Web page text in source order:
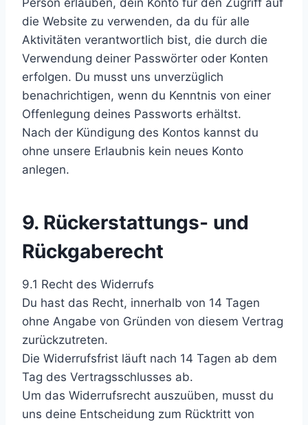
Person erlauben, dein Konto für den Zugriff auf
die Website zu verwenden, da du für alle
Aktivitäten verantwortlich bist, die durch die
Verwendung deiner Passwörter oder Konten
erfolgen. Du musst uns unverzüglich
benachrichtigen, wenn du Kenntnis von einer
Offenlegung deines Passworts erhältst.
Nach der Kündigung des Kontos kannst du
ohne unsere Erlaubnis kein neues Konto
anlegen.
9. Rückerstattungs- und
Rückgaberecht
9.1 Recht des Widerrufs
Du hast das Recht, innerhalb von 14 Tagen
ohne Angabe von Gründen von diesem Vertrag
zurückzutreten.
Die Widerrufsfrist läuft nach 14 Tagen ab dem
Tag des Vertragsschlusses ab.
Um das Widerrufsrecht auszuüben, musst du
uns deine Entscheidung zum Rücktritt von